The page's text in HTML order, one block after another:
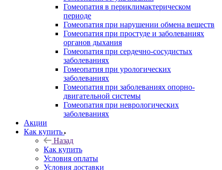
Гомеопатия в периклимактерическом
периоде
Гомеопатия при нарушении обмена веществ
Гомеопатия при простуде и заболеваниях
органов дыхания
Гомеопатия при сердечно-сосудистых
заболеваниях
Гомеопатия при урологических
заболеваниях
Гомеопатия при заболеваниях опорно-
двигательной системы
Гомеопатия при неврологических
заболеваниях
Акции
Как купить
Назад
Как купить
Условия оплаты
Условия доставки